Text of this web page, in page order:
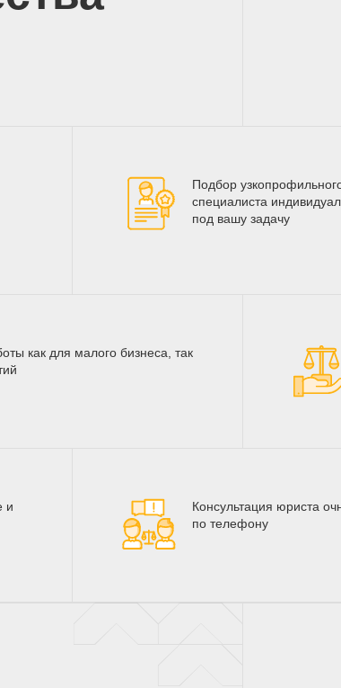
Подбор
специалиста
под вашу задачу
как для малого бизнеса, так
и
Консультация юриста
по телефону